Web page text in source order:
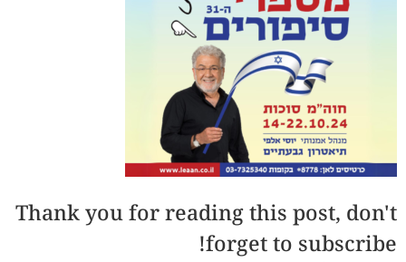
Thank you for reading this post, don't
forget to subscribe!